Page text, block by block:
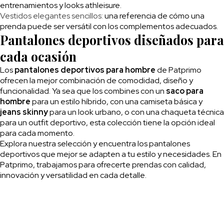
entrenamientos y looks athleisure.
Vestidos elegantes sencillos:una referencia de cómo una
prenda puede ser versátil con los complementos adecuados.
Pantalones deportivos diseñados para
cada ocasión
Lospantalones deportivos para hombrede Patprimo
ofrecen la mejor combinación de comodidad, diseño y
funcionalidad. Ya sea que los combines con un saco para
hombrepara un estilo híbrido, con una camiseta básica y
jeans skinnypara un look urbano, o con una chaqueta técnica
para un outfit deportivo, esta colección tiene la opción ideal
para cada momento.
Explora nuestra selección y encuentra los pantalones
deportivos que mejor se adapten a tu estilo y necesidades. En
Patprimo, trabajamos para ofrecerte prendas con calidad,
innovación y versatilidad en cada detalle.